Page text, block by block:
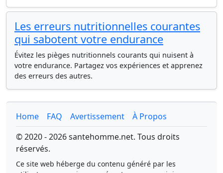
Les erreurs nutritionnelles courantes
qui sabotent votre endurance
Évitez les pièges nutritionnels courants qui nuisent à
votre endurance. Partagez vos expériences et apprenez
des erreurs des autres.
Home FAQ Avertissement
À Propos
© 2020 - 2026 santehomme.net. Tous droits
réservés.
Ce site web héberge du contenu généré par les